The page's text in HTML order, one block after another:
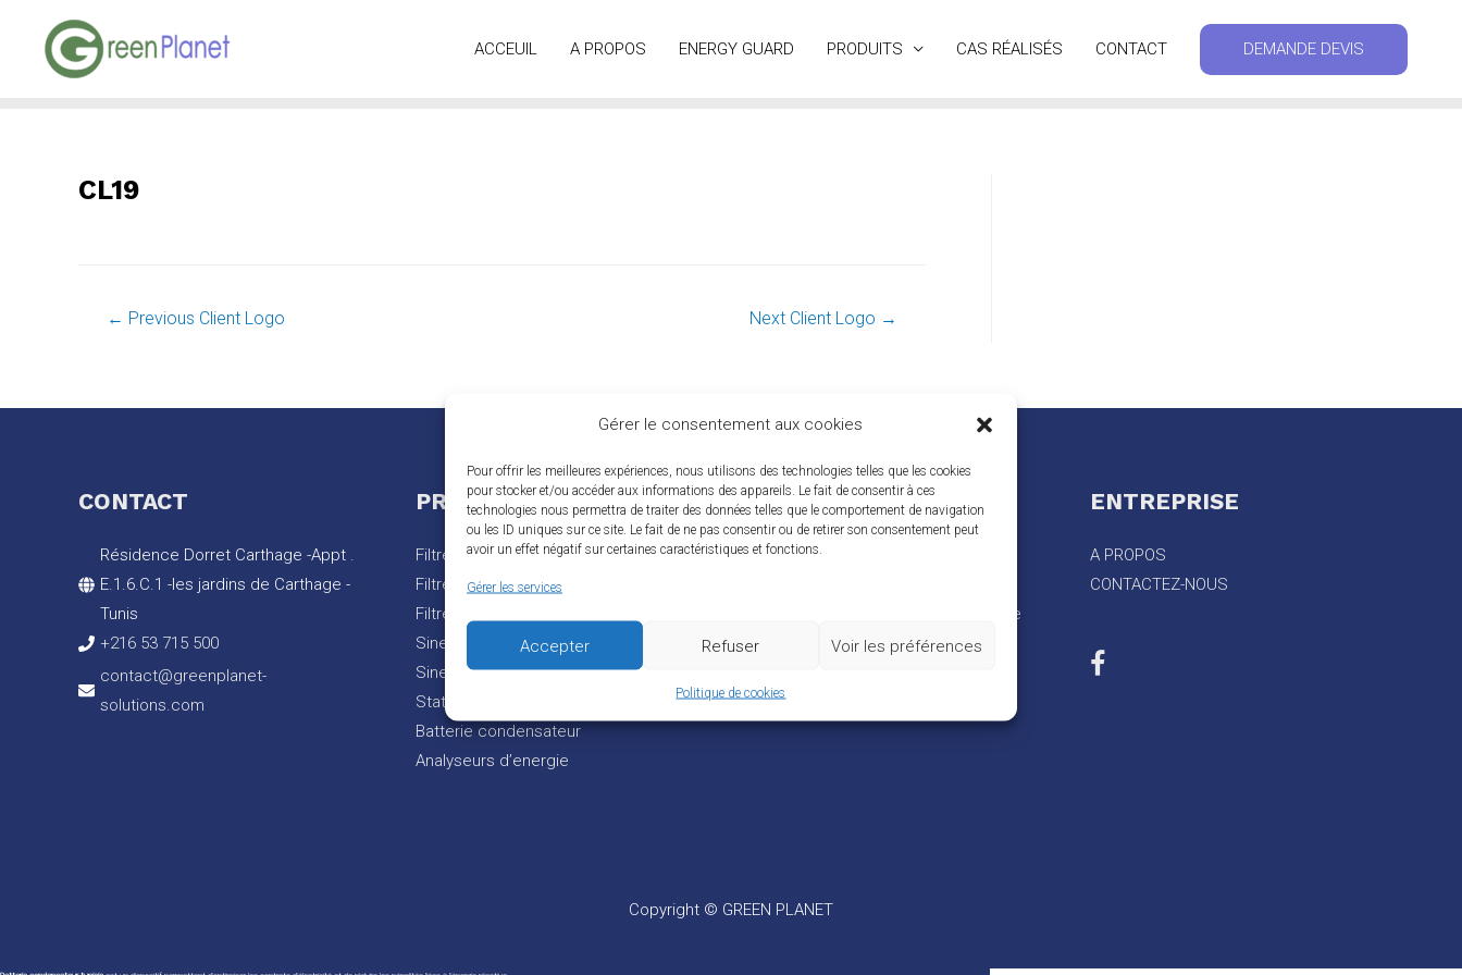
Gérer le consentement aux cookies
Pour offrir les meilleures expériences, nous utilisons des technologies telles que les cookies
pour stocker et/ou accéder aux informations des appareils. Le fait de consentir à ces
technologies nous permettra de traiter des données telles que le comportement de navigation
ou les ID uniques sur ce site. Le fait de ne pas consentir ou de retirer son consentement peut
avoir un effet négatif sur certaines caractéristiques et fonctions.
Gérer les services
Accepter Refuser Voir les préférences
Politique de cookies
ACCEUIL A PROPOS ENERGY GUARD PRODUITS CAS RÉALISÉS CONTACT DEMANDE DEVIS
CL19
NAVIGATION
L’ARTICLE
← Previous Client Logo Next Client Logo →
CONTACT
Résidence Dorret Carthage -Appt .
E.1.6.C.1 -les jardins de Carthage -
Tunis
+216 53 715 500
contact@greenplanet-
solutions.com
PRODUITS
Filtre actif anti-harmoniques schaffner
Filtre passif anti-harmoniques schaffner
Filtre actif harmonique Sinexcel
Sinexcel P5 Serie SVG
Sinexcel P5 Serie Filtres Actifs
Static var generator(SVG)
Batterie condensateur
Analyseurs d’energie
SOLUTIONS
Traitement Harmonique
Solutions de management d’énergie
Campagne de mesure
ENTREPRISE
A PROPOS
CONTACTEZ-NOUS
Copyright © GREEN PLANET